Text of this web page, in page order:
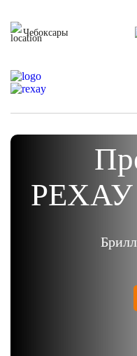
Чебоксары
РЕХАУ